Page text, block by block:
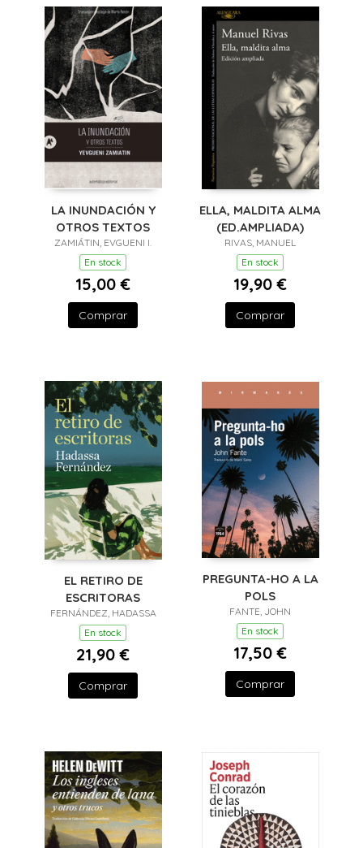
LA INUNDACIÓN Y
OTROS TEXTOS
ZAMIÁTIN, EVGUENI I.
En stock
15,00 €
Comprar
ELLA, MALDITA ALMA
(ED.AMPLIADA)
RIVAS, MANUEL
En stock
19,90 €
Comprar
EL RETIRO DE
ESCRITORAS
FERNÁNDEZ, HADASSA
En stock
21,90 €
Comprar
PREGUNTA-HO A LA
POLS
FANTE, JOHN
En stock
17,50 €
Comprar